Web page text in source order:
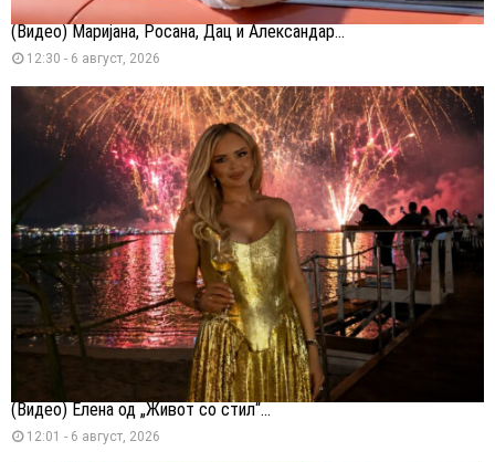
(Видео) Маријана, Росана, Дац и Александар...
12:30 - 6 август, 2026
(Видео) Елена од „Живот со стил“...
12:01 - 6 август, 2026